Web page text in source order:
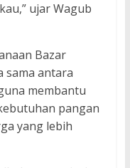
ujar Wagub
Bazar
sama antara
membantu
pangan
yang lebih